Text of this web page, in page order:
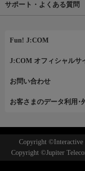
サポート・よくある質問
Fun! J:COM
J:COM オフィシャルサ
お問い合わせ
お客さまのデータ利用･
Copyright ©Interactive
Copyright ©Jupiter